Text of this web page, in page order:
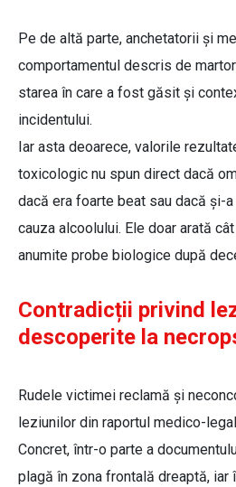
Pe de altă parte, anchetatorii și
comportamentul descris de
starea în care a fost găsit și
incidentului.
Iar asta deoarece, valorile
toxicologic nu spun direct dacă
dacă era foarte beat sau dacă și-
cauza alcoolului. Ele doar arată
anumite probe biologice după
Contradicții privind
descoperite la
Rudele victimei reclamă și
leziunilor din raportul medico-
Concret, într-o parte a
plagă în zona frontală dreaptă, iar